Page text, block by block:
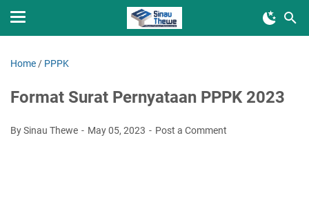
Home / PPPK
Format Surat Pernyataan PPPK 2023
By Sinau Thewe May 05, 2023 Post a Comment